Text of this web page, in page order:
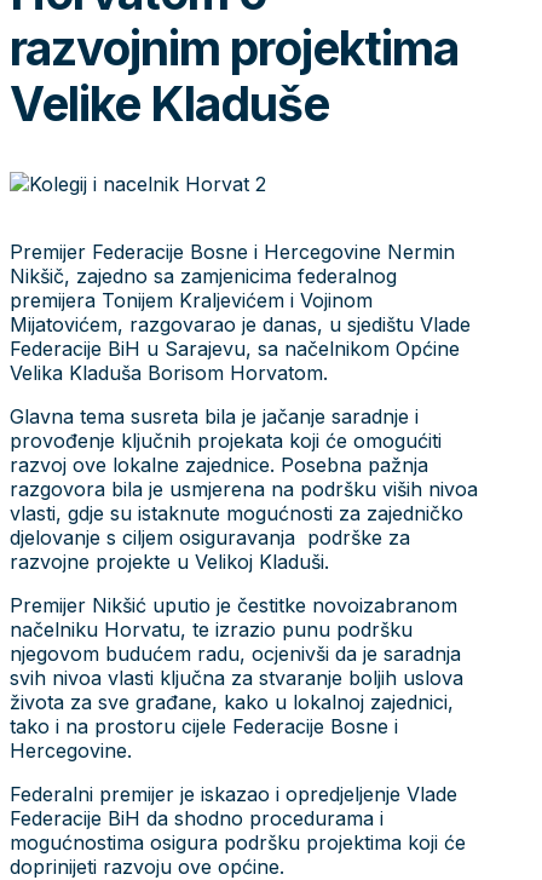
razvojnim projektima
Velike Kladuše
Premijer Federacije Bosne i Hercegovine Nermin
Nikšič, zajedno sa zamjenicima federalnog
premijera Tonijem Kraljevićem i Vojinom
Mijatovićem, razgovarao je danas, u sjedištu Vlade
Federacije BiH u Sarajevu, sa načelnikom Općine
Velika Kladuša Borisom Horvatom.
Glavna tema susreta bila je jačanje saradnje i
provođenje ključnih projekata koji će omogućiti
razvoj ove lokalne zajednice. Posebna pažnja
razgovora bila je usmjerena na podršku viših nivoa
vlasti, gdje su istaknute mogućnosti za zajedničko
djelovanje s ciljem osiguravanja podrške za
razvojne projekte u Velikoj Kladuši.
Premijer Nikšić uputio je čestitke novoizabranom
načelniku Horvatu, te izrazio punu podršku
njegovom budućem radu, ocjenivši da je saradnja
svih nivoa vlasti ključna za stvaranje boljih uslova
života za sve građane, kako u lokalnoj zajednici,
tako i na prostoru cijele Federacije Bosne i
Hercegovine.
Federalni premijer je iskazao i opredjeljenje Vlade
Federacije BiH da shodno procedurama i
mogućnostima osigura podršku projektima koji će
doprinijeti razvoju ove općine.